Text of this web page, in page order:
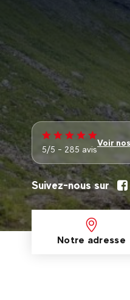
5/5 - 285 avis
Voir
Suivez-nous sur
Notre adresse